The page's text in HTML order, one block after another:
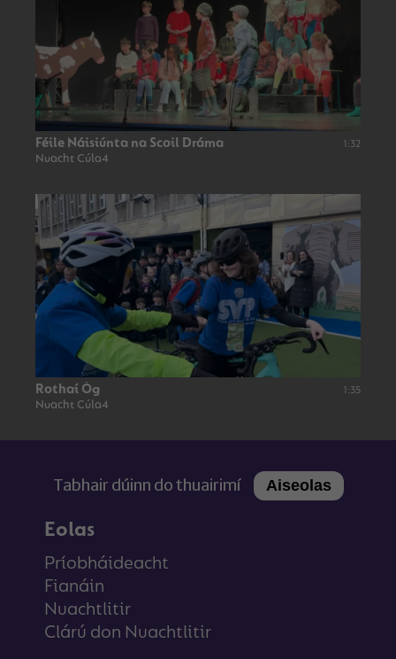
Féile Náisiúnta na Scoil Dráma
Nuacht Cúla4
1:32
Rothaí Óg
Nuacht Cúla4
1:35
Tabhair dúinn do thuairimí Aiseolas
Eolas
Príobháideacht
Fianáin
Nuachtlitir
Clárú don Nuachtlitir